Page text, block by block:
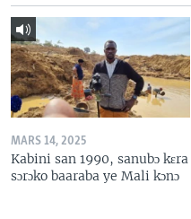
MARS 14, 2025
Kabini san 1990, sanubɔ kɛra
sɔrɔko baaraba ye Mali kɔnɔ